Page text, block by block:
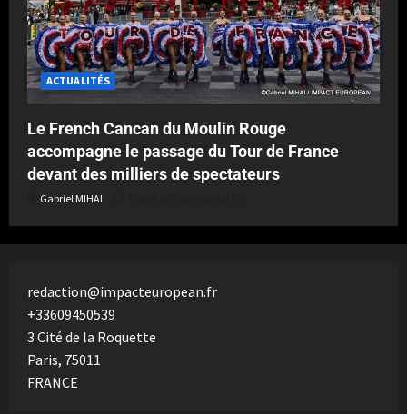
ACTUALITÉS
Le French Cancan du Moulin Rouge
accompagne le passage du Tour de France
devant des milliers de spectateurs
Gabriel MIHAI
redaction@impacteuropean.fr
+33609450539
3 Cité de la Roquette
Paris, 75011
FRANCE